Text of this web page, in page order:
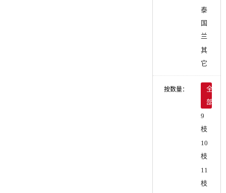
泰
国
兰
其
它
按数量：
全
部
9
枝
10
枝
11
枝